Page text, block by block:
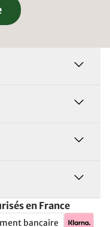
en France
bancaire